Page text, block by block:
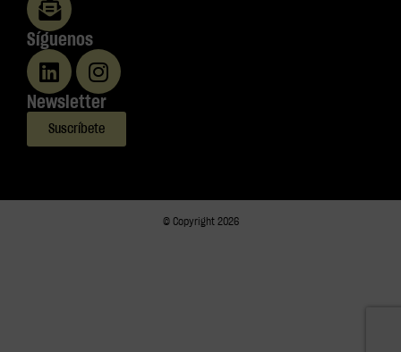
Síguenos
Newsletter
Suscríbete
© Copyright 2026